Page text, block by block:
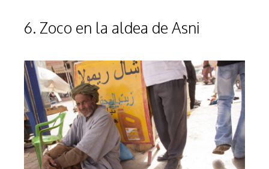
6. Zoco en la aldea de Asni